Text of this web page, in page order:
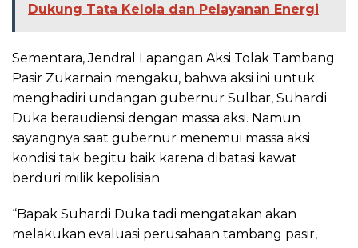
Dukung Tata Kelola dan Pelayanan Energi
Sementara, Jendral Lapangan Aksi Tolak Tambang
Pasir Zukarnain mengaku, bahwa aksi ini untuk
menghadiri undangan gubernur Sulbar, Suhardi
Duka beraudiensi dengan massa aksi. Namun
sayangnya saat gubernur menemui massa aksi
kondisi tak begitu baik karena dibatasi kawat
berduri milik kepolisian.
“Bapak Suhardi Duka tadi mengatakan akan
melakukan evaluasi perusahaan tambang pasir,